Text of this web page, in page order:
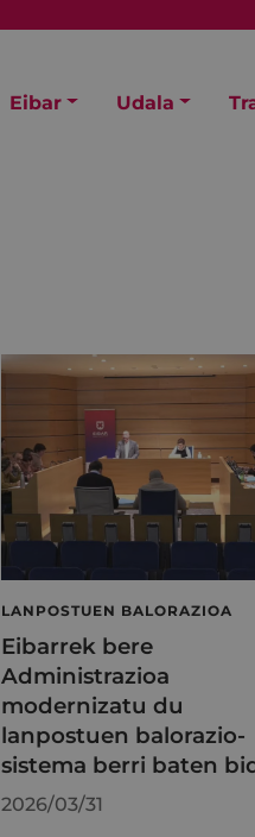
Eibar Udala
LANPOSTUEN BALORAZIOA
Eibarrek bere
Administrazioa
modernizatu du
lanpostuen balorazio-
sistema berri baten
2026/03/31